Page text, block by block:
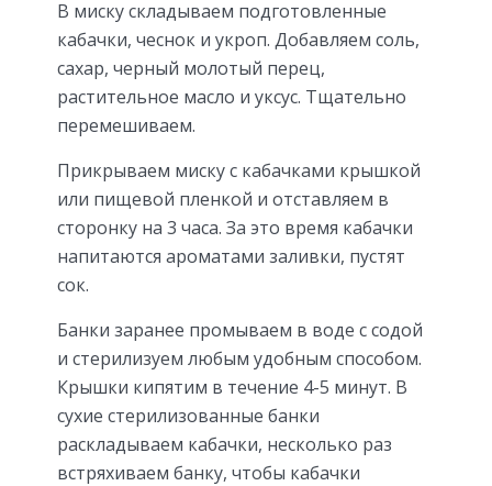
В миску складываем подготовленные
кабачки, чеснок и укроп. Добавляем соль,
сахар, черный молотый перец,
растительное масло и уксус. Тщательно
перемешиваем.
Прикрываем миску с кабачками крышкой
или пищевой пленкой и отставляем в
сторонку на 3 часа. За это время кабачки
напитаются ароматами заливки, пустят
сок.
Банки заранее промываем в воде с содой
и стерилизуем любым удобным способом.
Крышки кипятим в течение 4-5 минут. В
сухие стерилизованные банки
раскладываем кабачки, несколько раз
встряхиваем банку, чтобы кабачки